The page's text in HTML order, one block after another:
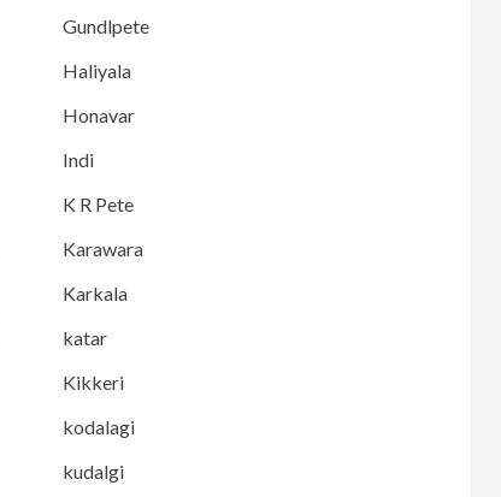
Gundlpete
Haliyala
Honavar
Indi
K R Pete
Karawara
Karkala
katar
Kikkeri
kodalagi
kudalgi